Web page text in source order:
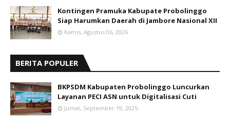
Kontingen Pramuka Kabupate Probolinggo
Siap Harumkan Daerah di Jambore Nasional XII
Kamis, Agustus 06, 2026
BERITA POPULER
BKPSDM Kabupaten Probolinggo Luncurkan
Layanan PECI ASN untuk Digitalisasi Cuti
Jumat, September 19, 2025